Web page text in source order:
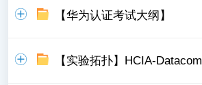
【华为认证考试大纲】
【实验拓扑】HCIA-Datacom